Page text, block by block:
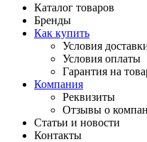
Каталог товаров
Бренды
Как купить
Условия
Условия оплаты
Гарантия на
Компания
Реквизиты
Отзывы о
Статьи и новости
Контакты